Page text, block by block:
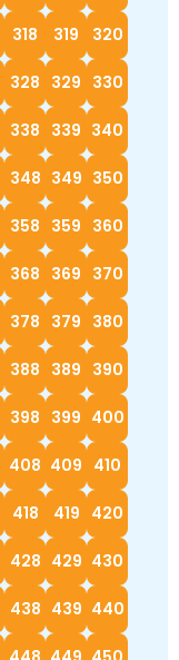
318 319 320
328 329 330
338 339 340
348 349 350
358 359 360
368 369 370
378 379 380
388 389 390
398 399 400
408 409 410
418 419 420
428 429 430
438 439 440